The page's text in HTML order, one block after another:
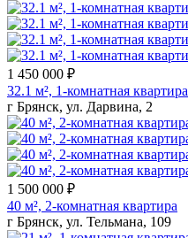
1 450 000 ₽
32.1 м², 1-комнатная квартира
г Брянск, ул. Дарвина, 2
1 500 000 ₽
40 м², 2-комнатная квартира
г Брянск, ул. Тельмана, 109